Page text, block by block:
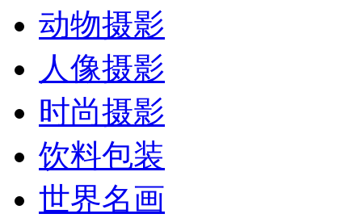
动物摄影
人像摄影
时尚摄影
饮料包装
世界名画